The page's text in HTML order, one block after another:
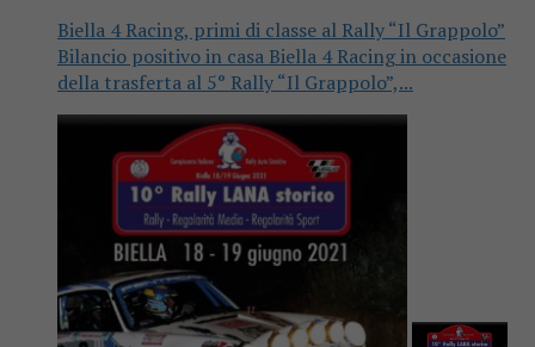
Biella 4 Racing, primi di classe al Rally “Il Grappolo”
Bilancio positivo in casa Biella 4 Racing in occasione
della trasferta al 5° Rally “Il Grappolo”,...